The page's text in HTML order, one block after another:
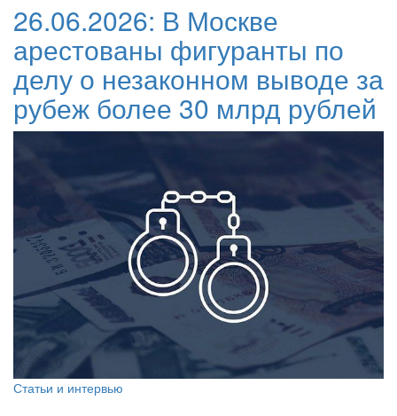
26.06.2026: В Москве
арестованы фигуранты по
делу о незаконном выводе за
рубеж более 30 млрд рублей
Статьи и интервью